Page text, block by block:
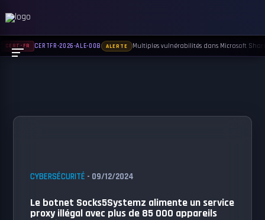
CYBERSÉCURITÉ - 09/12/2024
Le botnet Socks5Systemz alimente un service
proxy illégal avec plus de 85 000 appareils
CERT-FR CERTFR-2026-ALE-008 ALERTE Multiples vulnérabilités dans Microsoft